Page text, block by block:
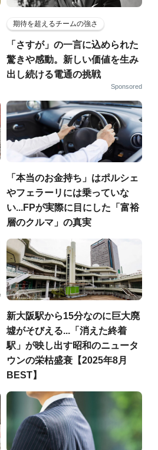
期待を超えるチームの強さ
「さすが」の一言に込められた
驚きや感動。新しい価値を生み
出し続ける電通の挑戦
Sponsored
「本当のお金持ち」はポルシェ
やフェラーリには乗っていな
い...FPが実際に目にした「富裕
層のクルマ」の真実
新大阪駅から15分なのに巨大廃
墟がそびえる...「消えた終着
駅」が映し出す昭和のニュータ
ウンの栄枯盛衰【2025年8月
BEST】